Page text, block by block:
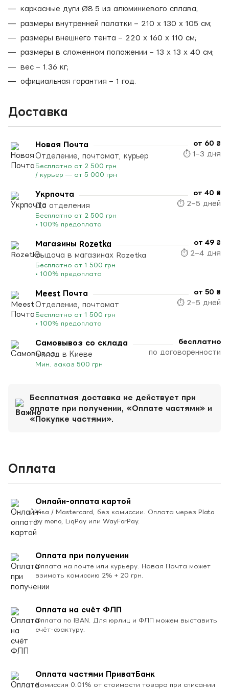
каркасные дуги Ø8.5 из алюминиевого сплава;
размеры внутренней палатки – 210 х 130 х 105 см;
размеры внешнего тента – 220 х 160 х 110 см;
размеры в сложенном положении – 13 х 13 х 40 см;
вес – 1.36 кг;
официальная гарантия – 1 год.
Доставка
Новая Почта
Отделение, почтомат, курьер
Бесплатно от 2 500 грн
/ курьер — от 5 000 грн
от 60 ₴
⏱ 1–3 дня
Укрпочта
До отделения
Бесплатно от 2 500 грн
• 100% предоплата
от 40 ₴
⏱ 2–5 дней
Магазины Rozetka
Выдача в магазинах Rozetka
Бесплатно от 1 500 грн
• 100% предоплата
от 49 ₴
⏱ 2–4 дня
Meest Почта
Отделение, почтомат
Бесплатно от 1 500 грн
• 100% предоплата
от 50 ₴
⏱ 2–5 дней
Самовывоз со склада
Склад в Киеве
Мин. заказ 500 грн
бесплатно
по договоренности
Бесплатная доставка не действует при
оплате при получении, «Оплате частями» и
«Покупке частями».
Оплата
Онлайн-оплата картой
Visa / Mastercard, без комиссии. Оплата через Plata
by mono, LiqPay или WayForPay.
Оплата при получении
Оплата на почте или курьеру. Новая Почта может
взимать комиссию 2% + 20 грн.
Оплата на счёт ФЛП
Оплата по IBAN. Для юрлиц и ФЛП можем выставить
счёт-фактуру.
Оплата частями ПриватБанк
Комиссия 0.01% от стоимости товара при списании